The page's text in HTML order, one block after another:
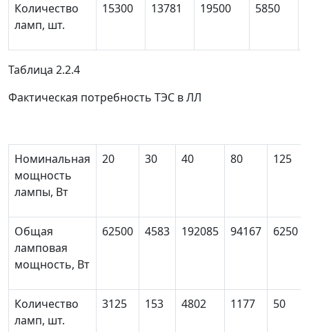
Количество
ламп, шт.
15300 13781 19500 5850
Таблица 2.2.4
Фактическая потребность ТЭС в ЛЛ
Номинальная
мощность
лампы, Вт
20 30 40 80 125
Общая
ламповая
мощность, Вт
62500 4583 192085 94167 6250
Количество
ламп, шт.
3125 153 4802 1177 50